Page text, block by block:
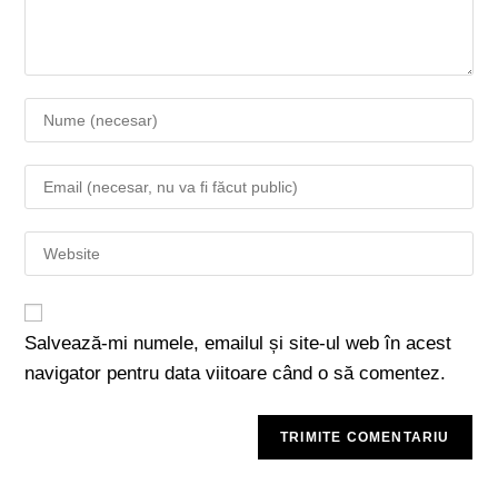
Salvează-mi numele, emailul și site-ul web în acest
navigator pentru data viitoare când o să comentez.